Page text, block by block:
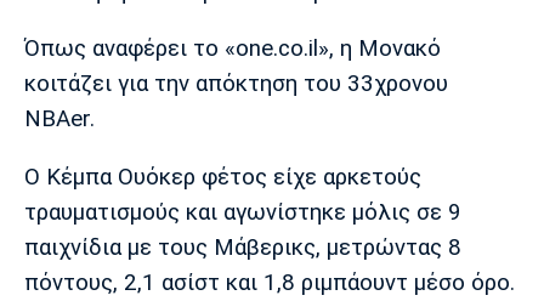
Πολιτισμός
Τραγούδια
Cine Spot
Running
Media
Πρόγραμμα TV
Ιωνικός Κηφισιά Πανσερραϊκός
Μπαρτσελόνα
Ρεάλ
Μαδρίτης
Μαδρίτης
Όπως αναφέρει το «one.co.il», η Μονακό
κοιτάζει για την απόκτηση του 33χρονου
NBAer.
Ο Κέμπα Ουόκερ φέτος είχε αρκετούς
τραυματισμούς και αγωνίστηκε μόλις σε 9
παιχνίδια με τους Μάβερικς, μετρώντας 8
πόντους, 2,1 ασίστ και 1,8 ριμπάουντ μέσο όρο.